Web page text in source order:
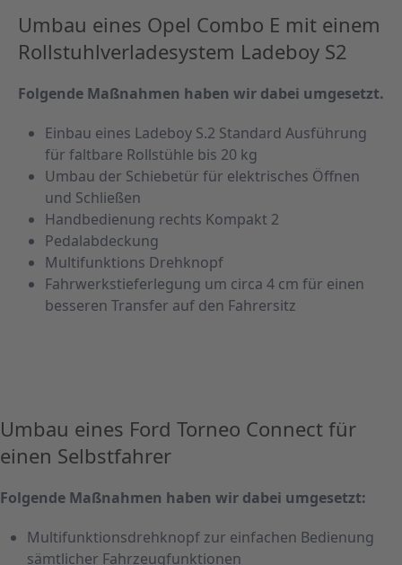
Umbau eines Opel Combo E mit einem
Rollstuhlverladesystem Ladeboy S2
Folgende Maßnahmen haben wir dabei umgesetzt.
Einbau eines Ladeboy S.2 Standard Ausführung
für faltbare Rollstühle bis 20 kg
Umbau der Schiebetür für elektrisches Öffnen
und Schließen
Handbedienung rechts Kompakt 2
Pedalabdeckung
Multifunktions Drehknopf
Fahrwerkstieferlegung um circa 4 cm für einen
besseren Transfer auf den Fahrersitz
Umbau eines Ford Torneo Connect für
einen Selbstfahrer
Folgende Maßnahmen haben wir dabei umgesetzt:
Multifunktionsdrehknopf zur einfachen Bedienung
sämtlicher Fahrzeugfunktionen